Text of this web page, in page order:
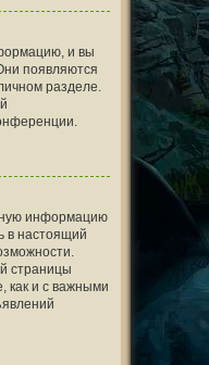
и вы
появляются
разделе.
информацию
в настоящий
страницы
как и с важными